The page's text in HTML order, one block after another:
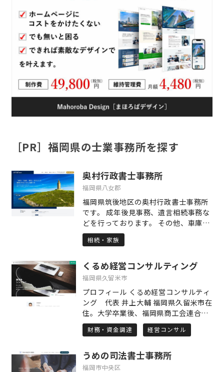
［PR］福岡県の士業事務所を探す
奥村行政書士事務所
福岡県八女郡
福岡県筑後地区の奥村行政書士事務所
です。 成年後見事務、遺言相続事務な
どを行っております。 その他、車庫証
明、自動車登録も取り扱っています。
地域の皆様に寄り添い、丁寧かつ迅速
「確実」「迅速」、 略して「SKG48」
を旨として頑張って参ります。 他士業
ます。 どうぞ宜しくお願い申し上げま
す。
相続・家族
くるめ経営コンサルティング
福岡県久留米市
プロフィール くるめ経営コンサルティ
ング 代表 井上大輔 福岡県久留米市在
住。大学卒業後、福岡県商工会連合会
に勤務。中小企業支援に20年間従事す
る。 販路開拓、資金繰り、人材育成な
るITと会計の知識を活かして支援。
「経営をシンプルに」をスローガンに
財務・資金調達 経営コンサル
うめの司法書士事務所
福岡市中央区